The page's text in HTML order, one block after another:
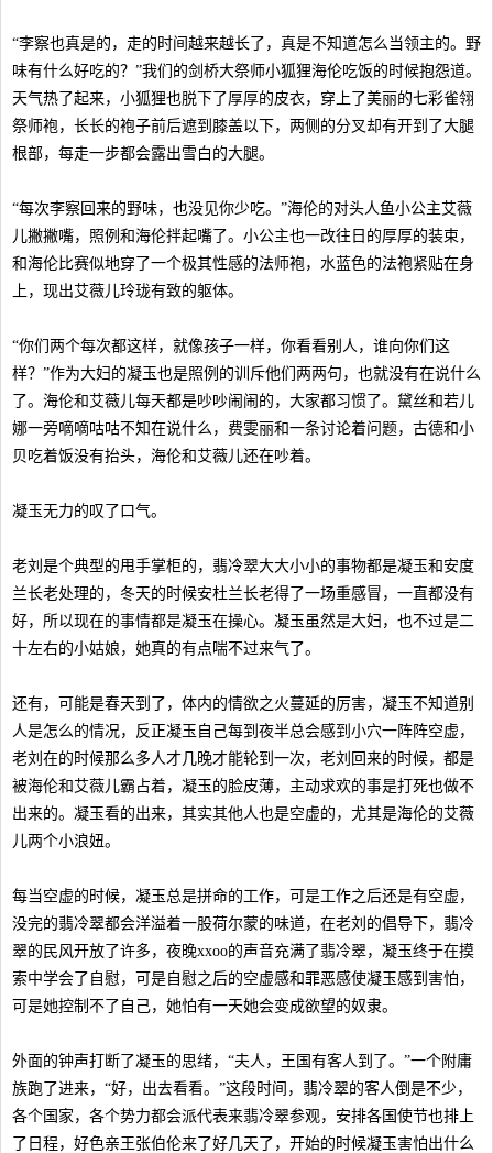
“李察也真是的，走的时间越来越长了，真是不知道怎么当领主的。野
味有什么好吃的？”我们的剑桥大祭师小狐狸海伦吃饭的时候抱怨道。
天气热了起来，小狐狸也脱下了厚厚的皮衣，穿上了美丽的七彩雀翎
祭师袍，长长的袍子前后遮到膝盖以下，两侧的分叉却有开到了大腿
根部，每走一步都会露出雪白的大腿。
“每次李察回来的野味，也没见你少吃。”海伦的对头人鱼小公主艾薇
儿撇撇嘴，照例和海伦拌起嘴了。小公主也一改往日的厚厚的装束，
和海伦比赛似地穿了一个极其性感的法师袍，水蓝色的法袍紧贴在身
上，现出艾薇儿玲珑有致的躯体。
“你们两个每次都这样，就像孩子一样，你看看别人，谁向你们这
样？”作为大妇的凝玉也是照例的训斥他们两两句，也就没有在说什么
了。海伦和艾薇儿每天都是吵吵闹闹的，大家都习惯了。黛丝和若儿
娜一旁嘀嘀咕咕不知在说什么，费雯丽和一条讨论着问题，古德和小
贝吃着饭没有抬头，海伦和艾薇儿还在吵着。
凝玉无力的叹了口气。
老刘是个典型的甩手掌柜的，翡冷翠大大小小的事物都是凝玉和安度
兰长老处理的，冬天的时候安杜兰长老得了一场重感冒，一直都没有
好，所以现在的事情都是凝玉在操心。凝玉虽然是大妇，也不过是二
十左右的小姑娘，她真的有点喘不过来气了。
还有，可能是春天到了，体内的情欲之火蔓延的厉害，凝玉不知道别
人是怎么的情况，反正凝玉自己每到夜半总会感到小穴一阵阵空虚，
老刘在的时候那么多人才几晚才能轮到一次，老刘回来的时候，都是
被海伦和艾薇儿霸占着，凝玉的脸皮薄，主动求欢的事是打死也做不
出来的。凝玉看的出来，其实其他人也是空虚的，尤其是海伦的艾薇
儿两个小浪妞。
每当空虚的时候，凝玉总是拼命的工作，可是工作之后还是有空虚，
没完的翡冷翠都会洋溢着一股荷尔蒙的味道，在老刘的倡导下，翡冷
翠的民风开放了许多，夜晚xxoo的声音充满了翡冷翠，凝玉终于在摸
索中学会了自慰，可是自慰之后的空虚感和罪恶感使凝玉感到害怕，
可是她控制不了自己，她怕有一天她会变成欲望的奴隶。
外面的钟声打断了凝玉的思绪，“夫人，王国有客人到了。”一个附庸
族跑了进来，“好，出去看看。”这段时间，翡冷翠的客人倒是不少，
各个国家，各个势力都会派代表来翡冷翠参观，安排各国使节也排上
了日程，好色亲王张伯伦来了好几天了，开始的时候凝玉害怕出什么